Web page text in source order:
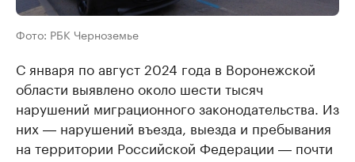
Фото: РБК Черноземье
С января по август 2024 года в Воронежской
области выявлено около шести тысяч
нарушений миграционного законодательства. Из
них ― нарушений въезда, выезда и пребывания
на территории Российской Федерации ― почти